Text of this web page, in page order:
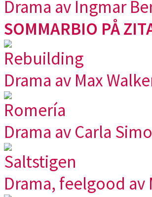
Drama av Ingmar
SOMMARBIO PÅ
Rebuilding
Drama av Max
Romería
Drama av Carla
Saltstigen
Drama, feelgood